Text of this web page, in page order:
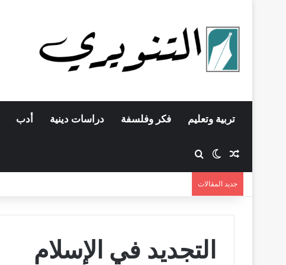
تربية وتعليم فكر وفلسفة دراسات دينية أدب
مقال عشوائي
الوضع المظلم
جديد المقالات
التجديد في الإسلام